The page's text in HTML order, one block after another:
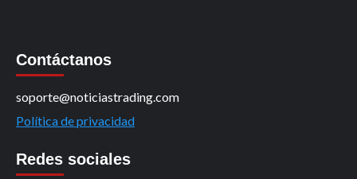
Contáctanos
soporte@noticiastrading.com
Política de privacidad
Redes sociales